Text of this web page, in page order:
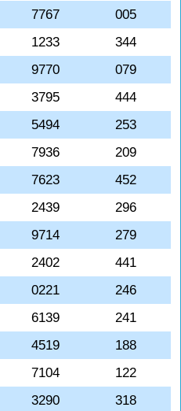
7767
005
1233
344
9770
079
3795
444
5494
253
7936
209
7623
452
2439
296
9714
279
2402
441
0221
246
6139
241
4519
188
7104
122
3290
318